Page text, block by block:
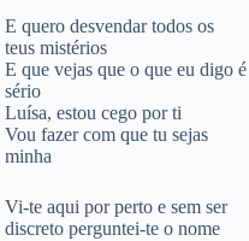
E quero desvendar todos os
teus mistérios
E que vejas que o que eu digo é
sério
Luísa, estou cego por ti
Vou fazer com que tu sejas
minha
Vi-te aqui por perto e sem ser
discreto perguntei-te o nome